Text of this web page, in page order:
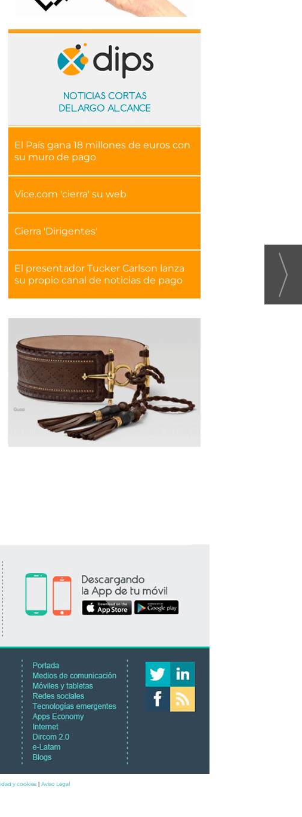
El País gana 18 millones de euros con
su muro de pago
Vice.com 'cierra' su web
Cierra 'Dirigentes'
El presentador Tucker Carlson lanza
su propio canal de noticias de pago
y cookies Aviso Legal